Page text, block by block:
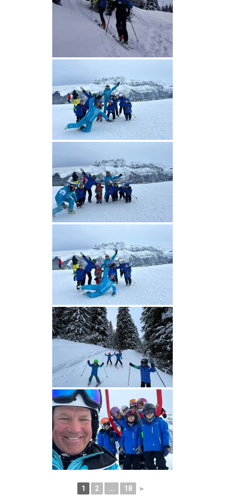
1 2 ... 18 ►